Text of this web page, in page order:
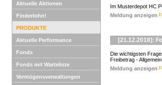
Aktuelle Aktionen
Finderlohn!
PRODUKTE
Aktuelle Performance
Fonds
Fonds mit Warteliste
Vermögensverwaltungen
Im Musterdepot HC
Meldung anzeigen
[21.12.2018]:
Die wichtigsten
Freibetrag -
Meldung anzeigen